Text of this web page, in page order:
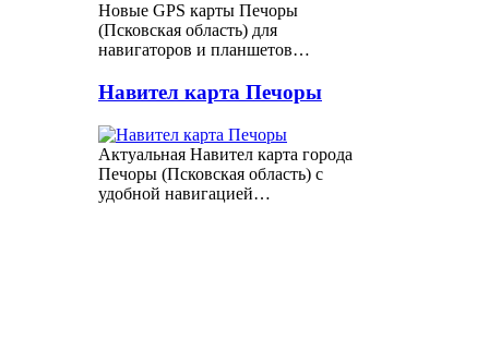
Новые GPS карты Печоры
(Псковская область) для
навигаторов и планшетов…
Навител карта Печоры
Актуальная Навител карта города
Печоры (Псковская область) с
удобной навигацией…